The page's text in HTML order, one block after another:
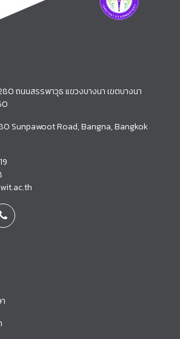
ถนนสรรพาวุธ แขวงบางนา เขตบางนา
Sunpawoot Road, Bangna, Bangkok